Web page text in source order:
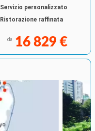
Servizio personalizzato
Ristorazione raffinata
da 16 829 €